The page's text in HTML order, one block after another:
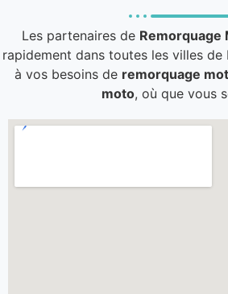
Les partenaires de Remorquage
rapidement dans toutes les villes de
à vos besoins de remorquage
moto, où que vous